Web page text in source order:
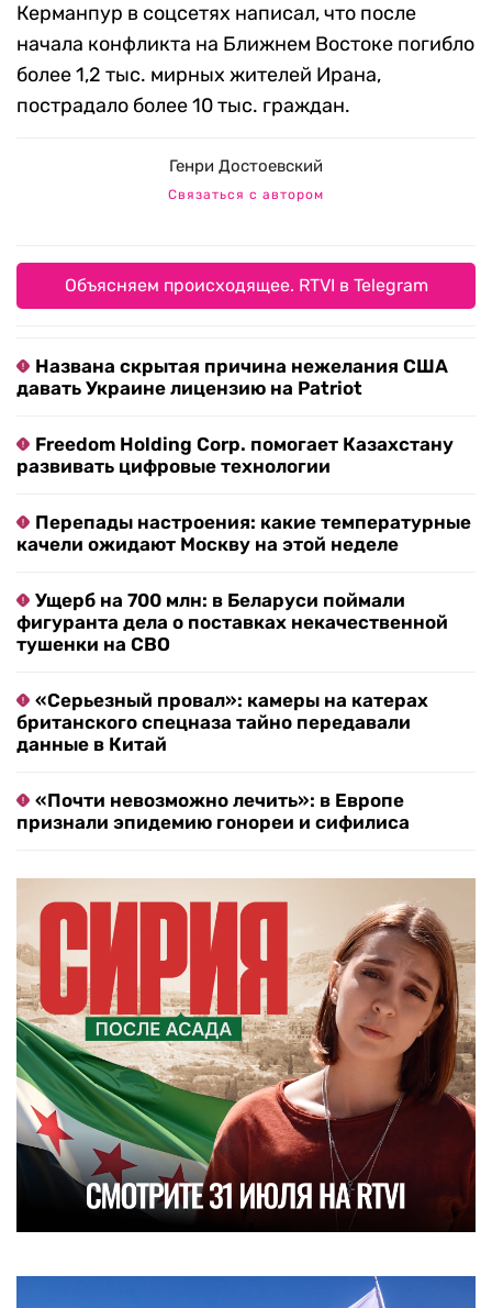
Керманпур в соцсетях написал, что после
начала конфликта на Ближнем Востоке погибло
более 1,2 тыс. мирных жителей Ирана,
пострадало более 10 тыс. граждан.
Генри Достоевский
Связаться с автором
Объясняем происходящее. RTVI в Telegram
Названа скрытая причина нежелания США
давать Украине лицензию на Patriot
Freedom Holding Corp. помогает Казахстану
развивать цифровые технологии
Перепады настроения: какие температурные
качели ожидают Москву на этой неделе
Ущерб на 700 млн: в Беларуси поймали
фигуранта дела о поставках некачественной
тушенки на СВО
«Серьезный провал»: камеры на катерах
британского спецназа тайно передавали
данные в Китай
«Почти невозможно лечить»: в Европе
признали эпидемию гонореи и сифилиса